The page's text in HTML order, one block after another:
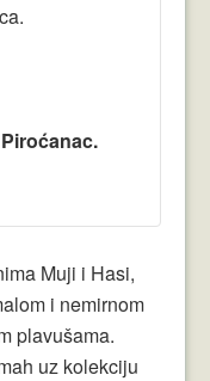
Muji i Hasi,
i nemirnom
plavušama.
uz kolekciju